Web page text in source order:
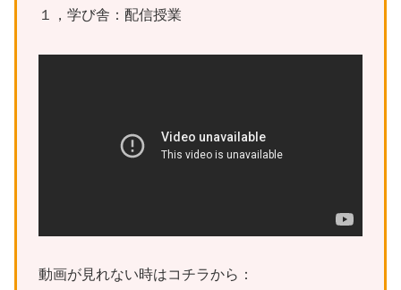
１，学び舎：配信授業
動画が見れない時はコチラから：